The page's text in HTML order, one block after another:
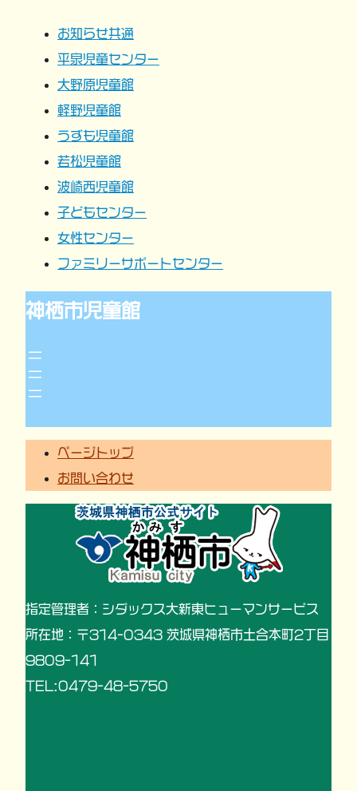
お知らせ共通
平泉児童センター
大野原児童館
軽野児童館
うずも児童館
若松児童館
波崎西児童館
子どもセンター
女性センター
ファミリーサポートセンター
神栖市児童館
ページトップ
お問い合わせ
指定管理者：シダックス大新東ヒューマンサービス
所在地：〒314-0343 茨城県神栖市土合本町2丁目
9809-141
TEL:0479-48-5750